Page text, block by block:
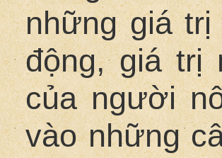
những giá
động, giá trị
của người
vào những